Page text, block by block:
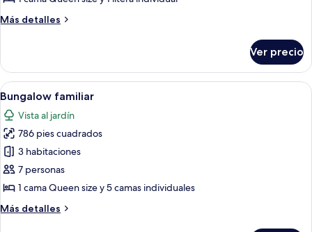
familiar
Más detalles
Más
familiar
Ver precio
Abrir
todas
las
fotos
de
Bungalow
familiar
Una habitación pequeña con cama
6
Bungalow familiar
Vista al jardín
786 pies cuadrados
3 habitaciones
7 personas
1 cama Queen size y 5 camas individuales
Más detalles
Más